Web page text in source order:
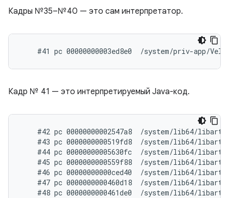
Кадры №35–№40 — это сам интерпретатор.
Кадр № 41 — это интерпретируемый Java-код.
#42 pc 00000000002547a8  /system/lib64/
#43 pc 0000000000519fd8  /system/lib64/
#44 pc 00000000005630fc  /system/lib64/
#45 pc 0000000000559f88  /system/lib64/
#46 pc 00000000000ced40  /system/lib64/
#47 pc 0000000000460d18  /system/lib64/
#48 pc 0000000000461de0  /system/lib64/